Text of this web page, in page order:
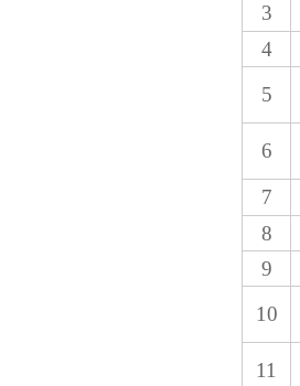
3
4
5
6
7
8
9
10
11